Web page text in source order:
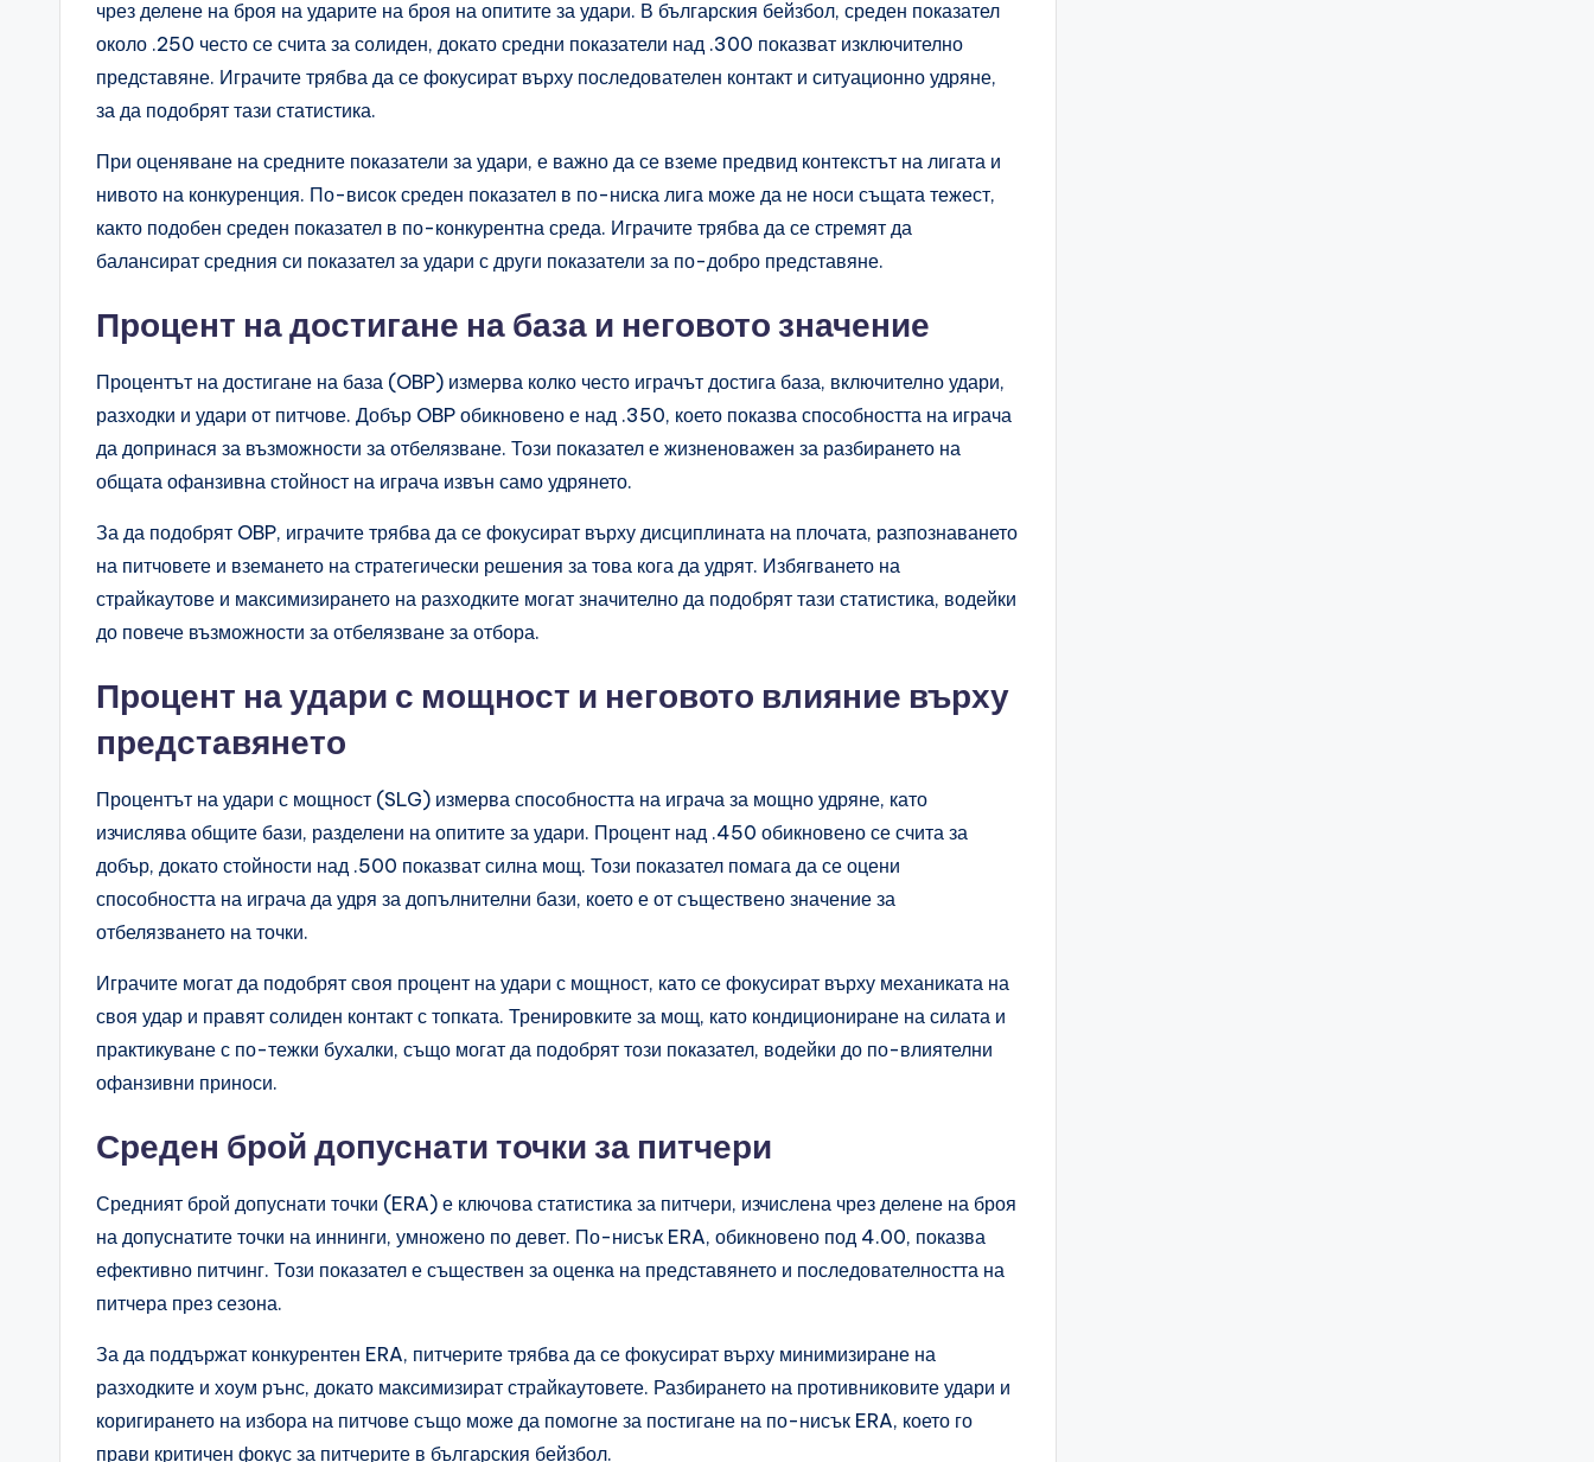
чрез делене на броя на ударите на броя на опитите за удари. В българския бейзбол, среден показател
около .250 често се счита за солиден, докато средни показатели над .300 показват изключително
представяне. Играчите трябва да се фокусират върху последователен контакт и ситуационно удряне,
за да подобрят тази статистика.
При оценяване на средните показатели за удари, е важно да се вземе предвид контекстът на лигата и
нивото на конкуренция. По-висок среден показател в по-ниска лига може да не носи същата тежест,
както подобен среден показател в по-конкурентна среда. Играчите трябва да се стремят да
балансират средния си показател за удари с други показатели за по-добро представяне.
Процент на достигане на база и неговото значение
Процентът на достигане на база (OBP) измерва колко често играчът достига база, включително удари,
разходки и удари от питчове. Добър OBP обикновено е над .350, което показва способността на играча
да допринася за възможности за отбелязване. Този показател е жизненоважен за разбирането на
общата офанзивна стойност на играча извън само удрянето.
За да подобрят OBP, играчите трябва да се фокусират върху дисциплината на плочата, разпознаването
на питчовете и вземането на стратегически решения за това кога да удрят. Избягването на
страйкаутове и максимизирането на разходките могат значително да подобрят тази статистика, водейки
до повече възможности за отбелязване за отбора.
Процент на удари с мощност и неговото влияние върху
представянето
Процентът на удари с мощност (SLG) измерва способността на играча за мощно удряне, като
изчислява общите бази, разделени на опитите за удари. Процент над .450 обикновено се счита за
добър, докато стойности над .500 показват силна мощ. Този показател помага да се оцени
способността на играча да удря за допълнителни бази, което е от съществено значение за
отбелязването на точки.
Играчите могат да подобрят своя процент на удари с мощност, като се фокусират върху механиката на
своя удар и правят солиден контакт с топката. Тренировките за мощ, като кондициониране на силата и
практикуване с по-тежки бухалки, също могат да подобрят този показател, водейки до по-влиятелни
офанзивни приноси.
Среден брой допуснати точки за питчери
Средният брой допуснати точки (ERA) е ключова статистика за питчери, изчислена чрез делене на броя
на допуснатите точки на иннинги, умножено по девет. По-нисък ERA, обикновено под 4.00, показва
ефективно питчинг. Този показател е съществен за оценка на представянето и последователността на
питчера през сезона.
За да поддържат конкурентен ERA, питчерите трябва да се фокусират върху минимизиране на
разходките и хоум рънс, докато максимизират страйкаутовете. Разбирането на противниковите удари и
коригирането на избора на питчове също може да помогне за постигане на по-нисък ERA, което го
прави критичен фокус за питчерите в българския бейзбол.